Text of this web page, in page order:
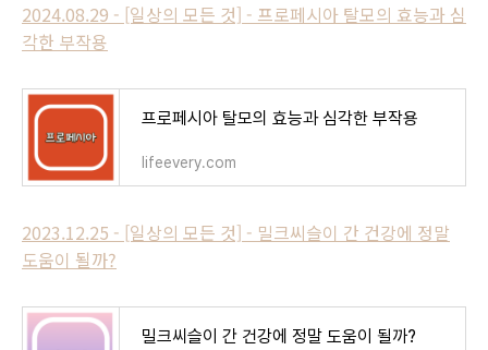
2024.08.29 - [일상의 모든 것] - 프로페시아 탈모의 효능과 심
각한 부작용
프로페시아 탈모의 효능과 심각한 부작용
lifeevery.com
2023.12.25 - [일상의 모든 것] - 밀크씨슬이 간 건강에 정말
도움이 될까?
밀크씨슬이 간 건강에 정말 도움이 될까?